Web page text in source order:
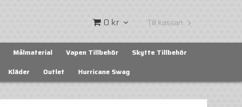
0 kr Till kassan
Målmaterial Vapen Tillbehör
Skytte Tillbehör
Kläder Outlet Hurricane Swag